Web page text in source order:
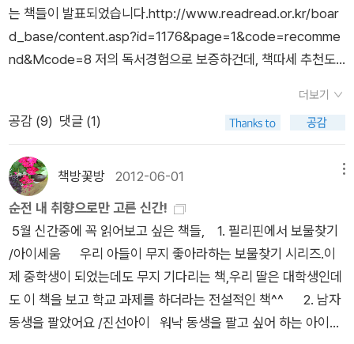
다는 사실을 알게된다.불편한 친구들과의 사건을 자신이 원하는
관계로 새로 고치고 싶었던 해미는 그렇게 한다.그러나 사건들은
해미가 원하는대로 풀리는가 싶었는데 또다른 일들로 계속 꼬여
만 결국 해미가 원하는대로 되는일은 없었다. 괴로운 해미는 결국
자신의 욕심과 잘못을 느끼고 보짱을 칮아가 해결책을 찾는다.어
둠은 어두운대로 두고보면 서서히 익숙해져 결국 눈앞의것들이
보이게된다.무섭고 두려운 시간들도 참고 견디다보면 이겨낼수
있다. 그 시간이 무섭다고 계속 불을 껐다켜면 결국 계속 어둠만
불러들이는 꼴이 된다.어린해미는 시간여행을 통해 이사실을 깨
달았다. 후회스런 과거를 오려내고싶은 분들이 많겠지만 이책을
통해 다시한번 깨닫길바란다.사람들의 끝없는 욕망을 조금은 잠
재워줄것이다.과거를 잊고 현실을 당당하게 살아갈수 있는 용기
와 힘을 우리들에게 줄것이다.그렇기때문에 이책은 아이들보다
좀더 세상을 살아온 우리 어른들에게 더 어울리는 환타지 동화
는 책들이 발표되었습니다.http://www.readread.or.kr/boar
d_base/content.asp?id=1176&page=1&code=recomme
nd&Mcode=8 저의 독서경험으로 보증하건데, 책따세 추천도
추천하였기에 독서편식도 막을 수 있어 훌륭한 추천도서라 생각
합니다.중고생을 대상으로 하기에 수준별로 나누어 독서연령에
일부 옮겨보면...독서교육에 대한 기대가 높아졌습니다. 이제는
교과서보다 교과 독서가 중요하다, 지식을 다루는 법을 배울 수
있도록 교육이 달라져야 한다, 존경할 만한 어른을 잃은 오늘의
십대에게 책으로 인성 교육을 시도할 때다, 독서와 독서 교육에
거는 기대는 또 얼마나 높아졌습니까? 여기에 책 읽기마저 이권
의 대상으로, 입시와 취업을 위한 스펙으로 접근하는 시도마저 꾸
준히 늘고 있습니다. 하지만 막연한 기대만 높아졌을 뿐, 아이들
에게 책을 권하려면 먼저 청소년 책을 읽고, 그것을 통해 청소년
더보기
공감 (9) 댓글 (1)
책방꽃방 2012-06-01
순전 내 취향으로만 고른 신간!
5월 신간중에 꼭 읽어보고 싶은 책들, 1. 필리핀에서 보물찾기
/아이세움 우리 아들이 무지 좋아라하는 보물찾기 시리즈.이
제 중학생이 되었는데도 무지 기다리는 책,우리 딸은 대학생인데
도 이 책을 보고 학교 과제를 하더라는 전설적인 책^^ 2. 남자
동생을 팔았어요 /진선아이 워낙 동생을 팔고 싶어 하는 아이들